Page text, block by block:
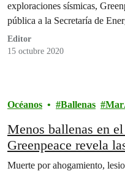
exploraciones sísmicas,
pública a la Secretaría de
Editor
15 octubre 2020
Océanos Ballenas
Menos ballenas en
Greenpeace revela
Muerte por ahogamiento,